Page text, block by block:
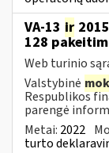
VA-13 ir
128
Web turinio
Valstybinė
Respublikos
parengė
Metai: 2022
turto